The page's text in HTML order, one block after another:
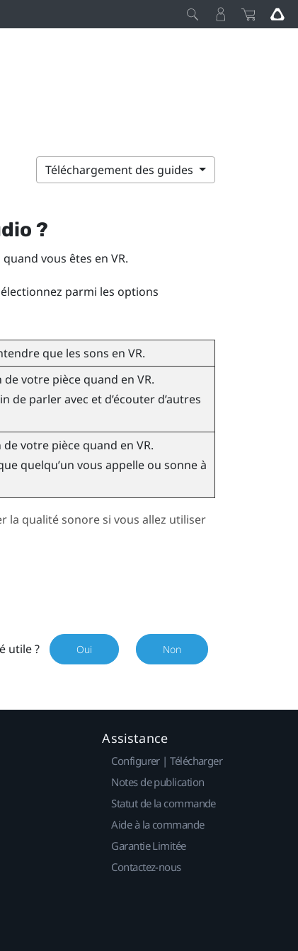
Téléchargement des guides
?
vous êtes en VR.
parmi les options
que les sons en VR.
votre pièce quand en VR.
de parler avec et d’écouter d’autres
votre pièce quand en VR.
quelqu’un vous appelle ou sonne à
la qualité sonore si vous allez utiliser
utile ? Oui Non
Assistance
Configurer | Télécharger
Notes de publication
Statut de la commande
Aide à la commande
Garantie Limitée
Contactez-nous